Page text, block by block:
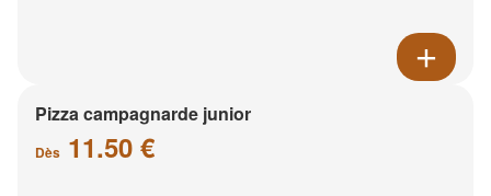
Pizza campagnarde junior
Dès 11.50 €